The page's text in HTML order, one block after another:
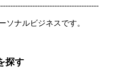
ソナルビジネスです。
探す